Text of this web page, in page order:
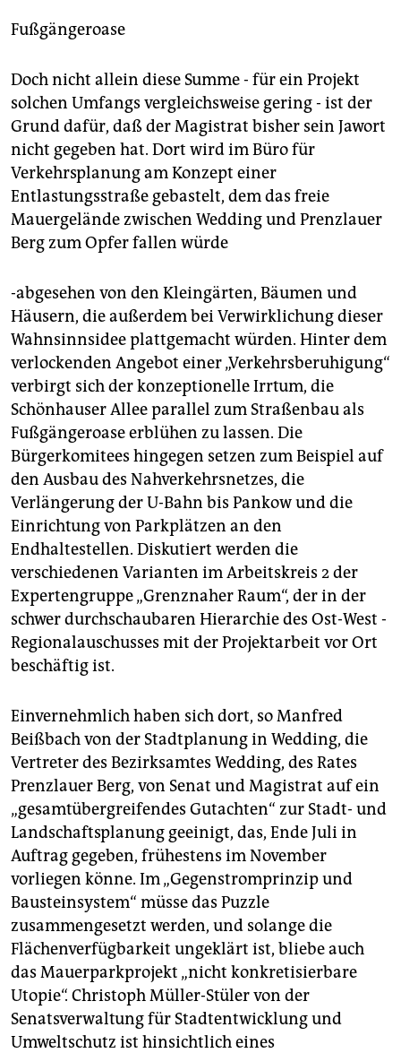
Fußgängeroase
Doch nicht allein diese Summe - für ein Projekt
solchen Umfangs vergleichsweise gering - ist der
Grund dafür, daß der Magistrat bisher sein Jawort
nicht gegeben hat. Dort wird im Büro für
Verkehrsplanung am Konzept einer
Entlastungsstraße gebastelt, dem das freie
Mauergelände zwischen Wedding und Prenzlauer
Berg zum Opfer fallen würde
-abgesehen von den Kleingärten, Bäumen und
Häusern, die außerdem bei Verwirklichung dieser
Wahnsinnsidee plattgemacht würden. Hinter dem
verlockenden Angebot einer „Verkehrsberuhigung“
verbirgt sich der konzeptionelle Irrtum, die
Schönhauser Allee parallel zum Straßenbau als
Fußgängeroase erblühen zu lassen. Die
Bürgerkomitees hingegen setzen zum Beispiel auf
den Ausbau des Nahverkehrsnetzes, die
Verlängerung der U-Bahn bis Pankow und die
Einrichtung von Parkplätzen an den
Endhaltestellen. Diskutiert werden die
verschiedenen Varianten im Arbeitskreis 2 der
Expertengruppe „Grenznaher Raum“, der in der
schwer durchschaubaren Hierarchie des Ost-West -
Regionalauschusses mit der Projektarbeit vor Ort
beschäftig ist.
Einvernehmlich haben sich dort, so Manfred
Beißbach von der Stadtplanung in Wedding, die
Vertreter des Bezirksamtes Wedding, des Rates
Prenzlauer Berg, von Senat und Magistrat auf ein
„gesamtübergreifendes Gutachten“ zur Stadt- und
Landschaftsplanung geeinigt, das, Ende Juli in
Auftrag gegeben, frühestens im November
vorliegen könne. Im „Gegenstromprinzip und
Bausteinsystem“ müsse das Puzzle
zusammengesetzt werden, und solange die
Flächenverfügbarkeit ungeklärt ist, bliebe auch
das Mauerparkprojekt „nicht konkretisierbare
Utopie“. Christoph Müller-Stüler von der
Senatsverwaltung für Stadtentwicklung und
Umweltschutz ist hinsichtlich eines